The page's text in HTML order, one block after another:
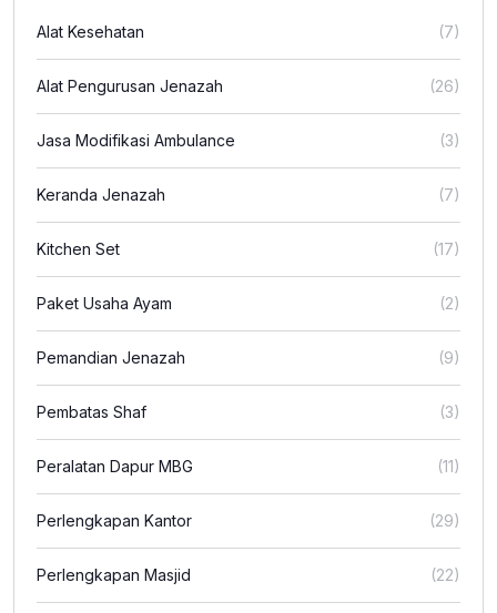
Alat Kesehatan (7)
Alat Pengurusan Jenazah (26)
Jasa Modifikasi Ambulance (3)
Keranda Jenazah (7)
Kitchen Set (17)
Paket Usaha Ayam (2)
Pemandian Jenazah (9)
Pembatas Shaf (3)
Peralatan Dapur MBG (11)
Perlengkapan Kantor (29)
Perlengkapan Masjid (22)